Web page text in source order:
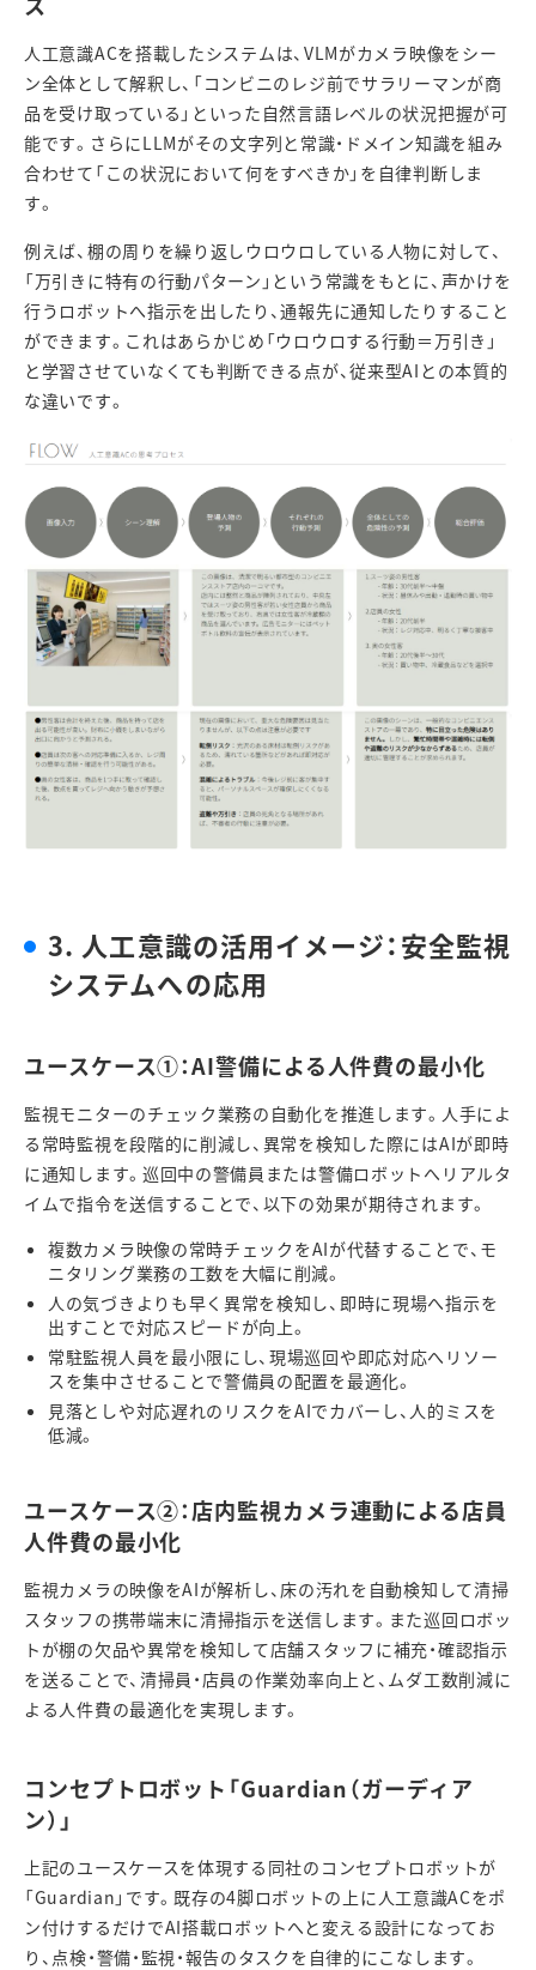
人工意識ACを搭載したシステムは、 VLMがカメラ映像をシー
ン全体として解釈し、「コンビニのレジ前でサラリーマンが商
品を受け取っている」といった自然言語レベルの状況把握が可
能です。さらにLLMがその文字列と常識・ドメイン知識を組み
合わせて「この状況において何をすべきか」を自律判断しま
す。
例えば、棚の周りを繰り返しウロウロしている人物に対して、
「万引きに特有の行動パターン」という常識をもとに、声かけを
行うロボットへ指示を出したり、通報先に通知したりすること
ができます。これはあらかじめ「ウロウロする行動＝万引き」
と学習させていなくても判断できる点が、従来型AI との本質的
な違いです。
3. 人工意識の活用イメージ：安全監視
システムへの応用
ユースケース①：AI警備による人件費の最小化
監視モニターのチェック業務の自動化を推進します。人手によ
る常時監視を段階的に削減し、異常を検知した際にはAIが即時
に通知します。巡回中の警備員または警備ロボットへリアルタ
イムで指令を送信することで、以下の効果が期待されます。
複数カメラ映像の常時チェックをAIが代替することで、モ
ニタリング業務の工数を大幅に削減。
人の気づきよりも早く異常を検知し、即時に現場へ指示を
出すことで対応スピードが向上。
常駐監視人員を最小限にし、現場巡回や即応対応へリソー
スを集中させることで警備員の配置を最適化。
見落としや対応遅れのリスクをAIでカバーし、人的ミスを
低減。
ユースケース②：店内監視カメラ連動による店員
人件費の最小化
監視カメラの映像をAIが解析し、床の汚れを自動検知して清掃
スタッフの携帯端末に清掃指示を送信します。また巡回ロボッ
トが棚の欠品や異常を検知して店舗スタッフに補充・確認指示
を送ることで、清掃員・店員の作業効率向上と、ムダ工数削減に
よる人件費の最適化を実現します。
コンセプトロボット「Guardian（ガーディア
ン）」
上記のユースケースを体現する同社のコンセプトロボットが
「Guardian 」です。既存の4脚ロボットの上に人工意識ACをポ
ン付けするだけでAI搭載ロボットへと変える設計になってお
り、点検・警備・監視・報告のタスクを自律的にこなします。